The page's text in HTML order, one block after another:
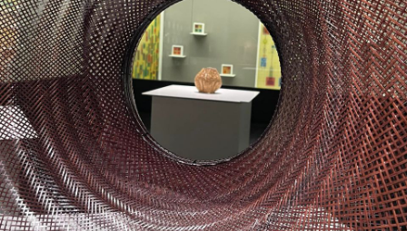
ABOUT US
CONTACT
FACEBOOK
INSTAGRAM